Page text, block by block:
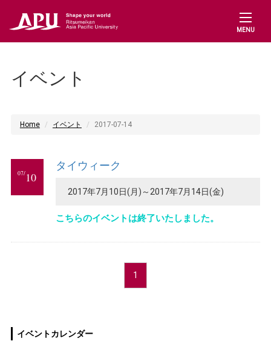
MENU
イベント
Home イベント 2017-07-14
07/10
タイウィーク
2017年7月10日(月)～2017年7月14日(金)
こちらのイベントは終了いたしました。
1
イベントカレンダー